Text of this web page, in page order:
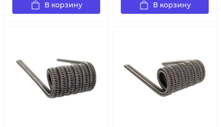
В корзину В корзину